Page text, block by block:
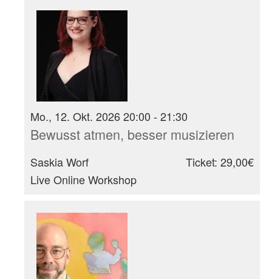
Mo., 12. Okt. 2026 20:00 - 21:30
Bewusst atmen, besser musizieren
Saskia Worf
Live Online Workshop
Ticket: 29,00€